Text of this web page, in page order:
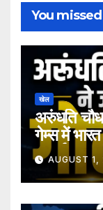
You missed
खेल
अरुंधति
गेम्स में
प्रदर्शन
AUGUST 1,